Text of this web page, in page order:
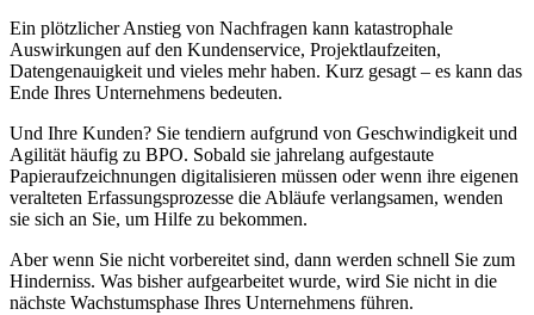
Ein plötzlicher Anstieg von Nachfragen kann katastrophale
Auswirkungen auf den Kundenservice, Projektlaufzeiten,
Datengenauigkeit und vieles mehr haben. Kurz gesagt – es kann das
Ende Ihres Unternehmens bedeuten.
Und Ihre Kunden? Sie tendiern aufgrund von Geschwindigkeit und
Agilität häufig zu BPO. Sobald sie jahrelang aufgestaute
Papieraufzeichnungen digitalisieren müssen oder wenn ihre eigenen
veralteten Erfassungsprozesse die Abläufe verlangsamen, wenden
sie sich an Sie, um Hilfe zu bekommen.
Aber wenn Sie nicht vorbereitet sind, dann werden schnell Sie zum
Hinderniss. Was bisher aufgearbeitet wurde, wird Sie nicht in die
nächste Wachstumsphase Ihres Unternehmens führen.